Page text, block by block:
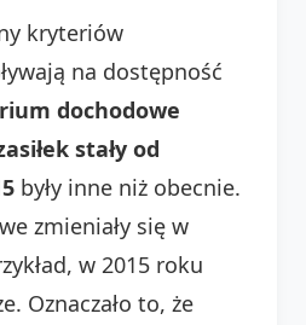
kryteriów
na dostępność
dochodowe
stały od
były inne niż obecnie.
zmieniały się w
w 2015 roku
Oznaczało to, że